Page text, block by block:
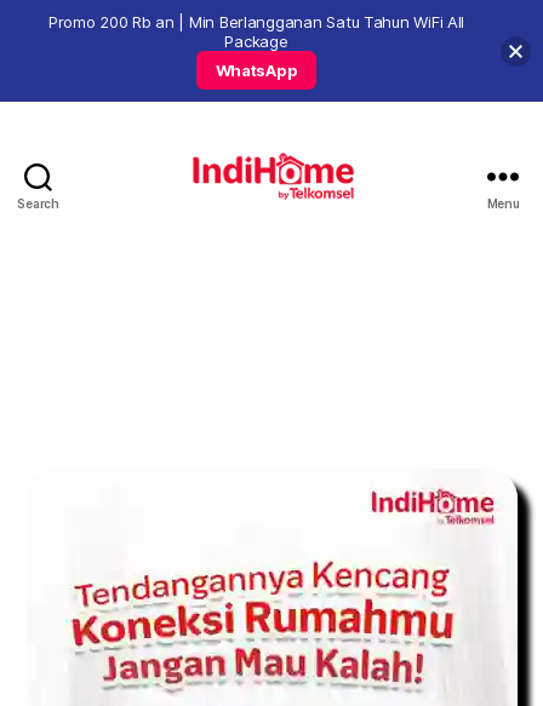
Search Menu
Promo 200 Rb an | Min Berlangganan Satu Tahun WiFi All
Package
WhatsApp